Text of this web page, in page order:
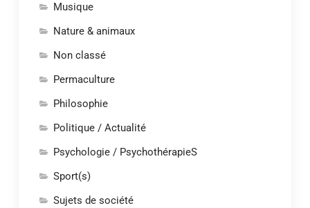
Musique
Nature & animaux
Non classé
Permaculture
Philosophie
Politique / Actualité
Psychologie / PsychothérapieS
Sport(s)
Sujets de société